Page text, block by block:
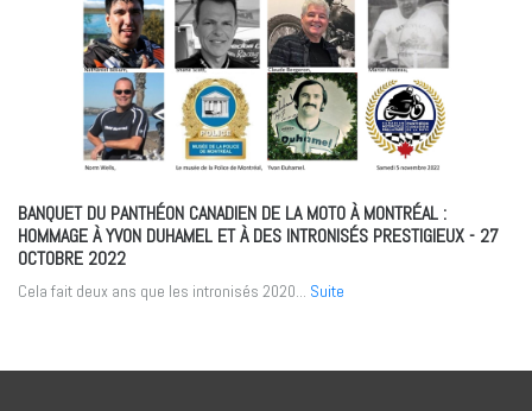
BANQUET DU PANTHÉON CANADIEN DE LA MOTO À MONTRÉAL :
HOMMAGE À YVON DUHAMEL ET À DES INTRONISÉS PRESTIGIEUX- 27
OCTOBRE 2022
Cela fait deux ans que les intronisés 2020... Suite